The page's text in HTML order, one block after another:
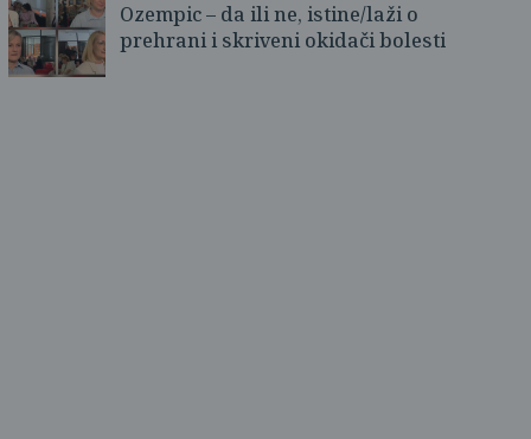
Ozempic – da ili ne, istine/laži o
prehrani i skriveni okidači bolesti